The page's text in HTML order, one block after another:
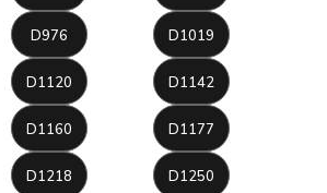
D976 D1019
D1120 D1142
D1160 D1177
D1218 D1250